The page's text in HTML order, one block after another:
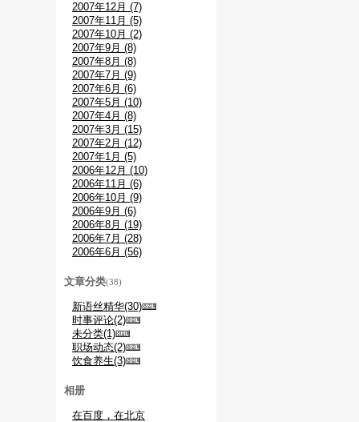
2007年12月 (7)
2007年11月 (5)
2007年10月 (2)
2007年9月 (8)
2007年8月 (8)
2007年7月 (9)
2007年6月 (6)
2007年5月 (10)
2007年4月 (8)
2007年3月 (15)
2007年2月 (12)
2007年1月 (5)
2006年12月 (10)
2006年11月 (6)
2006年10月 (9)
2006年9月 (6)
2006年8月 (19)
2006年7月 (28)
2006年6月 (56)
文章分类(38)
新语丝精华(30)
时事评论(2)
未分类(1)
职场动态(2)
饮食养生(3)
相册
在百度，在北京